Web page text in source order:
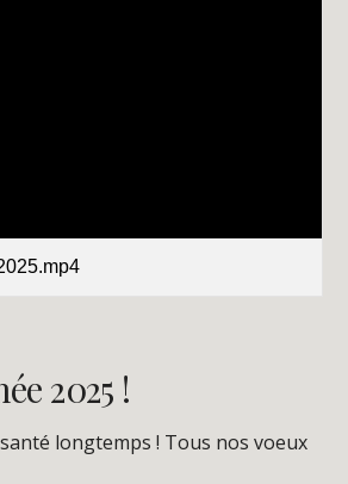
2025 !
longtemps ! Tous nos voeux